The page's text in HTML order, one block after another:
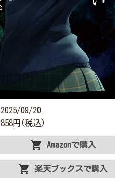
2025/09/20
858円(税込)
Amazonで購入
楽天ブックスで購入